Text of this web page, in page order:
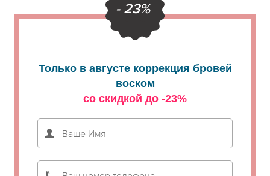
- 23%
Только в августе коррекция бровей
воском
со скидкой до -23%